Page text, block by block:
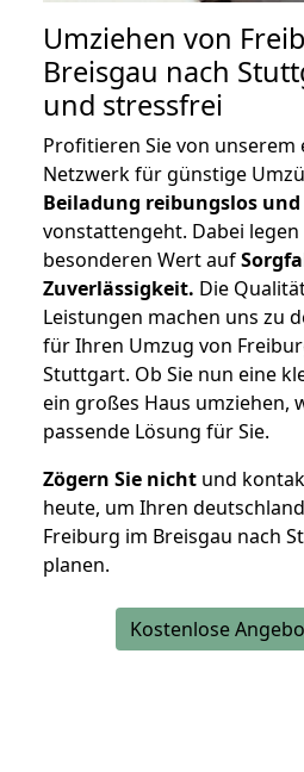
Umziehen von
Breisgau nach
und stressfrei
Profitieren Sie von unserem
Netzwerk für günstige
Beiladung reibungslos
vonstattengeht. Dabei
besonderen Wert auf
Zuverlässigkeit. Die
Leistungen machen uns zu
für Ihren Umzug von
Stuttgart. Ob Sie nun eine
ein großes Haus umziehen,
passende Lösung für Sie.
Zögern Sie nicht und
heute, um Ihren
Freiburg im Breisgau nach
planen.
Kostenlose